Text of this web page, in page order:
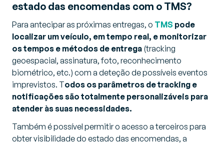
estado das encomendas com o TMS?
Para antecipar as próximas entregas, o TMS pode
localizar um veículo, em tempo real, e monitorizar
os tempos e métodos de entrega (tracking
geoespacial, assinatura, foto, reconhecimento
biométrico, etc.) com a deteção de possíveis eventos
imprevistos. Todos os parâmetros de tracking e
notificações são totalmente personalizáveis para
atender às suas necessidades.
Também é possível permitir o acesso a terceiros para
obter visibilidade do estado das encomendas, a